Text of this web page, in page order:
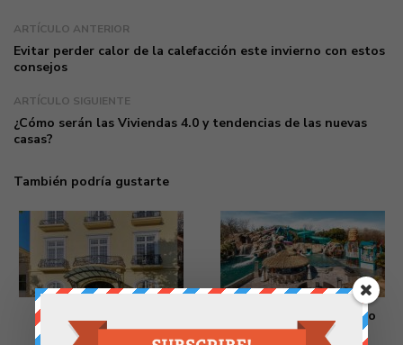
ARTÍCULO ANTERIOR
Evitar perder calor de la calefacción este invierno con estos
consejos
ARTÍCULO SIGUIENTE
¿Cómo serán las Viviendas 4.0 y tendencias de las nuevas
casas?
También podría gustarte
La mansión que nadie
quiere comprar
La casa del odontólogo
29 noviembre 2019